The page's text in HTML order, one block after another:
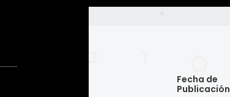
Fecha de
Publicación